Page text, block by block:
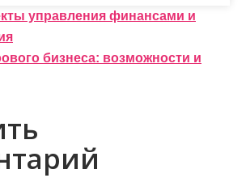
управления финансами и
бизнеса: возможности и